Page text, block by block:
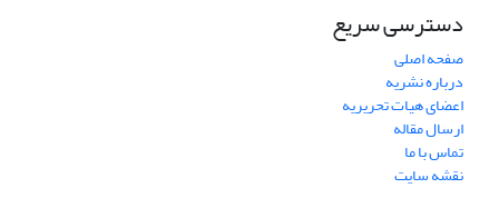
دسترسی سریع
صفحه اصلی
درباره نشریه
اعضای هیات تحریریه
ارسال مقاله
تماس با ما
نقشه سایت